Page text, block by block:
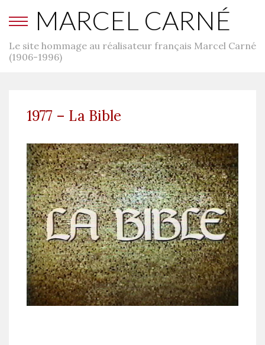
MARCEL CARNÉ
Le site hommage au réalisateur français Marcel Carné
(1906-1996)
1977 – La Bible